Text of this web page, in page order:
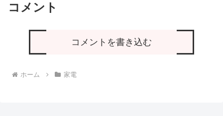
コメント
コメントを書き込む
ホーム 家電